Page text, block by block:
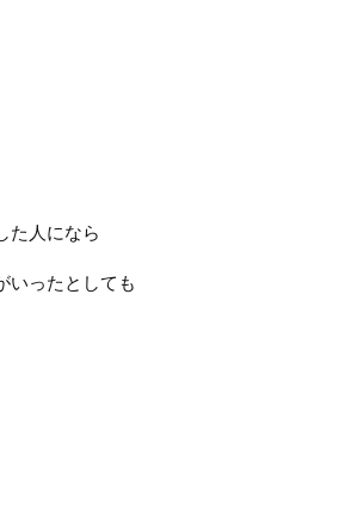
た人になら
いったとしても